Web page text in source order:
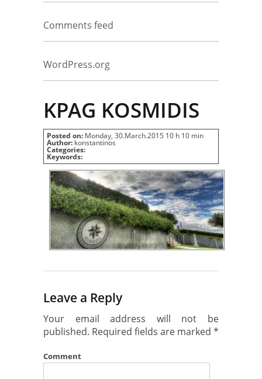
Comments feed
WordPress.org
KPAG KOSMIDIS
Posted on: Monday, 30.March.2015 10 h 10 min
Author: konstantinos
Categories:
Keywords:
Leave a Reply
Your email address will not be
published. Required fields are marked *
Comment